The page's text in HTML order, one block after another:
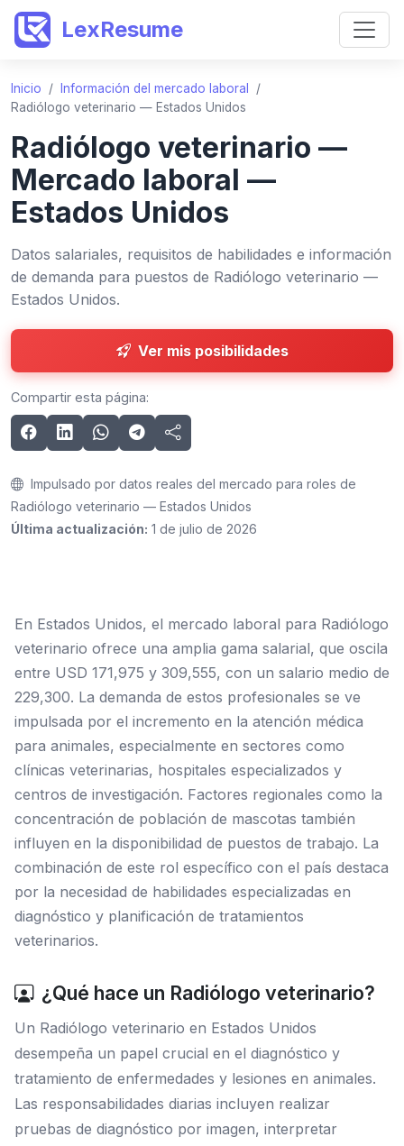
LexResume
Inicio / Información del mercado laboral
/
Radiólogo veterinario — Estados Unidos
Radiólogo veterinario —
Mercado laboral —
Estados Unidos
Datos salariales, requisitos de habilidades e información
de demanda para puestos de Radiólogo veterinario —
Estados Unidos.
Ver mis posibilidades
Compartir esta página:
Impulsado por datos reales del mercado para roles de
Radiólogo veterinario — Estados Unidos
Última actualización: 1 de julio de 2026
En Estados Unidos, el mercado laboral para Radiólogo
veterinario ofrece una amplia gama salarial, que oscila
entre USD 171,975 y 309,555, con un salario medio de
229,300. La demanda de estos profesionales se ve
impulsada por el incremento en la atención médica
para animales, especialmente en sectores como
clínicas veterinarias, hospitales especializados y
centros de investigación. Factores regionales como la
concentración de población de mascotas también
influyen en la disponibilidad de puestos de trabajo. La
combinación de este rol específico con el país destaca
por la necesidad de habilidades especializadas en
diagnóstico y planificación de tratamientos
veterinarios.
¿Qué hace un Radiólogo veterinario?
Un Radiólogo veterinario en Estados Unidos
desempeña un papel crucial en el diagnóstico y
tratamiento de enfermedades y lesiones en animales.
Las responsabilidades diarias incluyen realizar
pruebas de diagnóstico por imagen, interpretar